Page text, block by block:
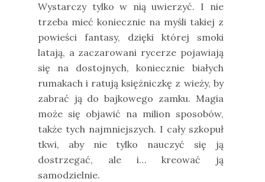
Wystarczy tylko w nią uwierzyć. I nie
trzeba mieć koniecznie na myśli takiej z
powieści fantasy, dzięki której smoki
latają, a zaczarowani rycerze pojawiają
się na dostojnych, koniecznie białych
rumakach i ratują księżniczkę z wieży, by
zabrać ją do bajkowego zamku. Magia
może się objawić na milion sposobów,
także tych najmniejszych. I cały szkopuł
tkwi, aby nie tylko nauczyć się ją
dostrzegać, ale i… kreować ją
samodzielnie.